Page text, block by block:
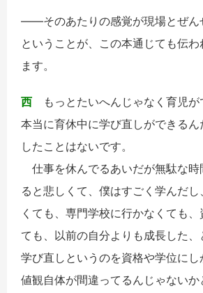
――そのあたりの感覚が現場とぜん
ということが、この本通じても伝
ます。
西 もっとたいへんじゃなく育児が
本当に育休中に学び直しができる
したことはないです。
仕事を休んでるあいだが無駄な時
ると悲しくて、僕はすごく学んだ
くても、専門学校に行かなくても、
ても、以前の自分よりも成長した、
学び直しというのを資格や学位に
値観自体が間違ってるんじゃない